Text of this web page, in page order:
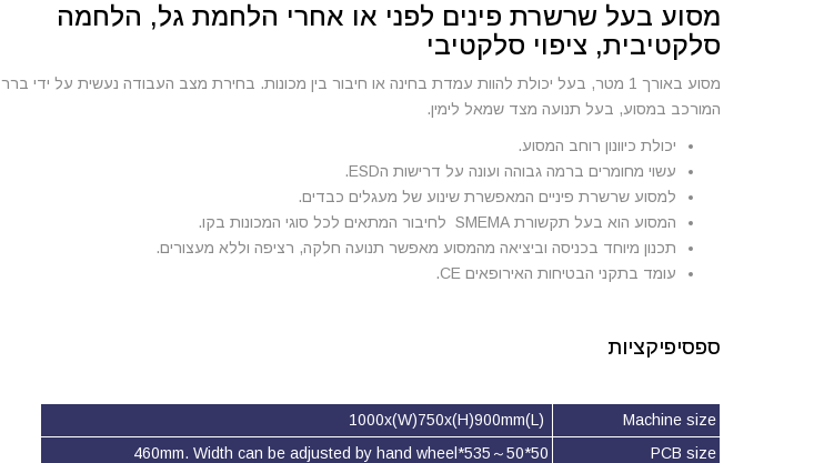
מסוע בעל שרשרת פינים לפני או אחרי הלחמת גל, הלחמה
סלקטיבית, ציפוי סלקטיבי
מסוע באורך 1 מטר, בעל יכולת להוות עמדת בחינה או חיבור בין מכונות. בחירת מצב העבודה נעשית על ידי ברר
המורכב במסוע, בעל תנועה מצד שמאל לימין.
יכולת כיוונון רוחב המסוע.
עשוי מחומרים ברמה גבוהה ועונה על דרישות הESD.
למסוע שרשרת פיניים המאפשרת שינוע של מעגלים כבדים.
המסוע הוא בעל תקשורת SMEMA לחיבור המתאים לכל סוגי המכונות בקו.
תכנון מיוחד בכניסה וביציאה מהמסוע מאפשר תנועה חלקה, רציפה וללא מעצורים.
עומד בתקני הבטיחות האירופאים CE.
ספסיפיקציות
Machine size
(L)1000x(W)750x(H)900mm
PCB size
50*50～535*460mm. Width can be adjusted by hand wheel